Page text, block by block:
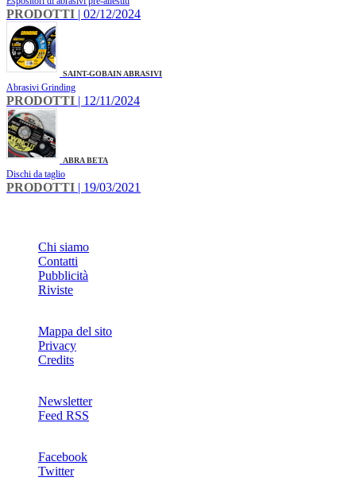
PRODOTTI | 02/12/2024
SAINT-GOBAIN ABRASIVI
Abrasivi Grinding
PRODOTTI | 12/11/2024
ABRA BETA
Dischi da taglio
PRODOTTI | 19/03/2021
Chi siamo
Contatti
Pubblicità
Riviste
Mappa del sito
Privacy
Credits
Newsletter
Feed RSS
Facebook
Twitter